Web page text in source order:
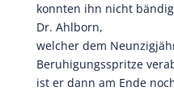
konnten ihn nicht
Dr. Ahlborn,
welcher dem
Beruhigungsspritze
ist er dann am Ende